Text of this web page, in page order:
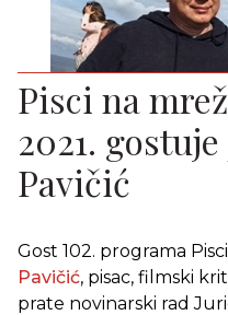
Pisci na
2021.
Pavičić
Gost 102. programa
Pavičić, pisac, filmski
prate novinarski rad